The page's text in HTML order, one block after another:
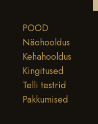
POOD
Näohooldus
Kehahooldus
Kingitused
Telli testrid
Pakkumised